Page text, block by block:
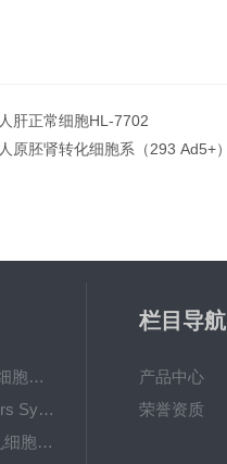
人肝正常细胞HL-7702
人原胚肾转化细胞系（293 Ad5+）
美国Corning 6孔细胞培养板
液相色谱柱 Waters Symmetry C18 4.6×250mm,5μm
美国Corning 24孔细胞培养板
栏目导航
产品中心
荣誉资质